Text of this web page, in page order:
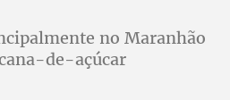
no Maranhão
de-açúcar